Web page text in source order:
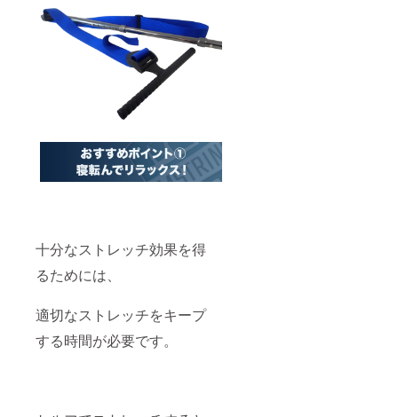
十分なストレッチ効果を得
るためには、
適切なストレッチをキープ
する時間が必要です。